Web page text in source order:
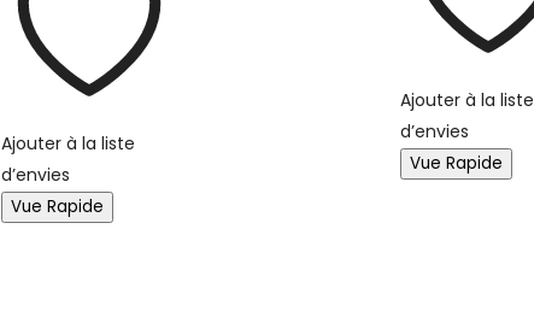
Ajouter à la liste
d’envies
Vue Rapide
Ajouter à la liste
d’envies
Vue Rapide